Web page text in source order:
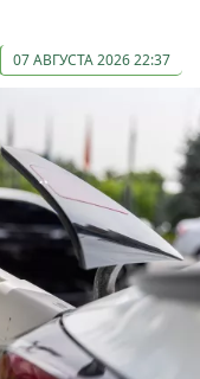
07 АВГУСТА 2026 22:37